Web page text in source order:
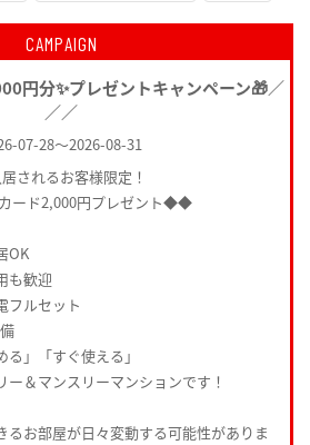
CAMPAIGN
円分✨プレゼントキャンペーン🎁／
／／
07-28～2026-08-31
されるお客様限定！
ード2,000円プレゼント◆◆
OK
も歓迎
フルセット
る」「すぐ使える」
ー＆マンスリーマンションです！
るお部屋が日々変動する可能性がありま